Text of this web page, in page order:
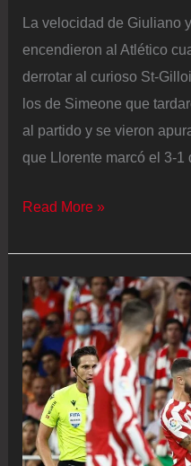
Getafe
La velocidad de Giuliano
encendieron al Atlético
derrotar al curioso St-
los de Simeone que
al partido y se vieron
que Llorente marcó el 3-1
El
Gilloise
apura
al
Atlético
en
la
Champions
Read More »